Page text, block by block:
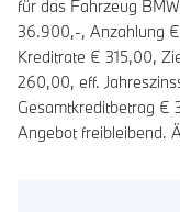
für das Fahrzeug
36.900,-, Anzahlung €
Kreditrate € 315,00,
260,00, eff.
Gesamtkreditbetrag €
Angebot freibleibend.